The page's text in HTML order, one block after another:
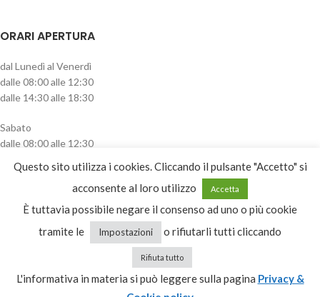
ORARI APERTURA
dal Lunedì al Venerdì
dalle 08:00 alle 12:30
dalle 14:30 alle 18:30
Sabato
dalle 08:00 alle 12:30
CATEGORIE PRODOTTO
Abbeveratoi
Questo sito utilizza i cookies. Cliccando il pulsante "Accetto" si
acconsente al loro utilizzo
Accetta
È tuttavia possibile negare il consenso ad uno o più cookie
tramite le
Impostazioni o rifiutarli tutti cliccando
Rifiuta tutto
L'informativa in materia si può leggere sulla pagina Privacy &